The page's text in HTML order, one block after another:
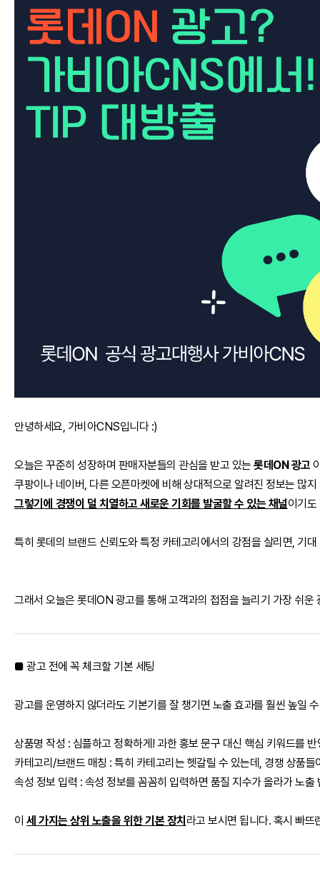
안녕하세요, 가비아CNS입니다 :)
오늘은 꾸준히 성장하며 판매자분들의 관심을 받고 있는 롯데ON 광고
쿠팡이나 네이버, 다른 오픈마켓에 비해 상대적으로 알려진 정보는 많지
그렇기에 경쟁이 덜 치열하고 새로운 기회를 발굴할 수 있는 채널이기도
특히 롯데의 브랜드 신뢰도와 특정 카테고리에서의 강점을 살리면, 기
그래서 오늘은 롯데ON 광고를 통해 고객과의 접점을 늘리기 가장 쉬운
■ 광고 전에 꼭 체크할 기본 세팅
광고를 운영하지 않더라도 기본기를 잘 챙기면 노출 효과를 훨씬 높일
상품명 작성 : 심플하고 정확하게! 과한 홍보 문구 대신 핵심 키워드를 반
카테고리/브랜드 매칭 : 특히 카테고리는 헷갈릴 수 있는데, 경쟁 상품
속성 정보 입력 : 속성 정보를 꼼꼼히 입력하면 품질 지수가 올라가 노출
이 세 가지는 상위 노출을 위한 기본 장치 라고 보시면 됩니다. 혹시 빠